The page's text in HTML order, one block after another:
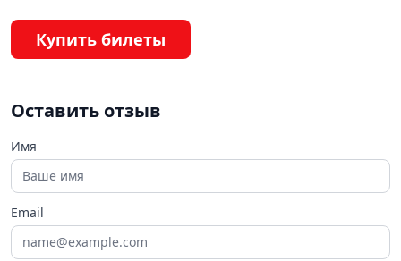
Купить билеты
Оставить отзыв
Имя
Email